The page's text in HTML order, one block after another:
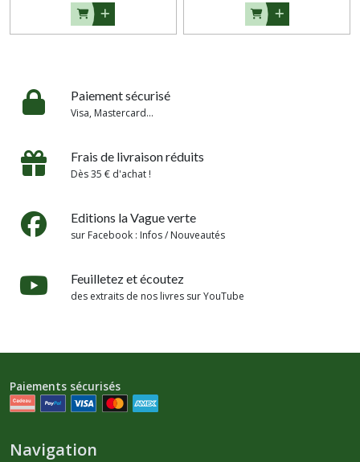
Paiement sécurisé
Visa, Mastercard...
Frais de livraison réduits
Dès 35 € d'achat !
Editions la Vague verte
sur Facebook : Infos / Nouveautés
Feuilletez et écoutez
des extraits de nos livres sur YouTube
Paiements sécurisés
Navigation